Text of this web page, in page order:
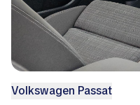
Volkswagen Passat